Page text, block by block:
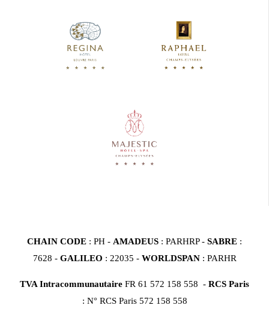
CHAIN CODE : PH - AMADEUS : PARHRP - SABRE :
7628 - GALILEO : 22035 - WORLDSPAN : PARHR
TVA Intracommunautaire FR 61 572 158 558 - RCS Paris
: N° RCS Paris 572 158 558